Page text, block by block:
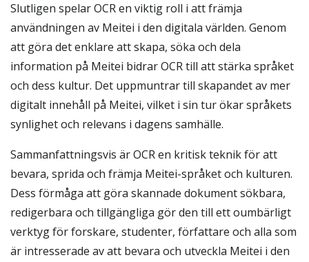
Slutligen spelar OCR en viktig roll i att främja
användningen av Meitei i den digitala världen. Genom
att göra det enklare att skapa, söka och dela
information på Meitei bidrar OCR till att stärka språket
och dess kultur. Det uppmuntrar till skapandet av mer
digitalt innehåll på Meitei, vilket i sin tur ökar språkets
synlighet och relevans i dagens samhälle.
Sammanfattningsvis är OCR en kritisk teknik för att
bevara, sprida och främja Meitei-språket och kulturen.
Dess förmåga att göra skannade dokument sökbara,
redigerbara och tillgängliga gör den till ett oumbärligt
verktyg för forskare, studenter, författare och alla som
är intresserade av att bevara och utveckla Meitei i den